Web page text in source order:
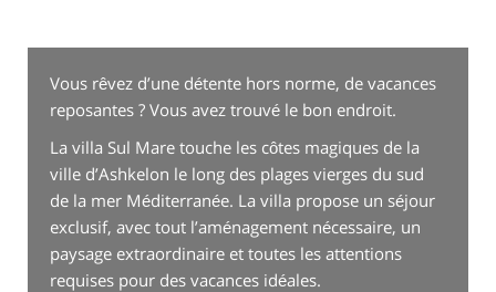
Vous rêvez d’une détente hors norme, de vacances
reposantes ? Vous avez trouvé le bon endroit.
La villa Sul Mare touche les côtes magiques de la
ville d’Ashkelon le long des plages vierges du sud
de la mer Méditerranée. La villa propose un séjour
exclusif, avec tout l’aménagement nécessaire, un
paysage extraordinaire et toutes les attentions
requises pour des vacances idéales.